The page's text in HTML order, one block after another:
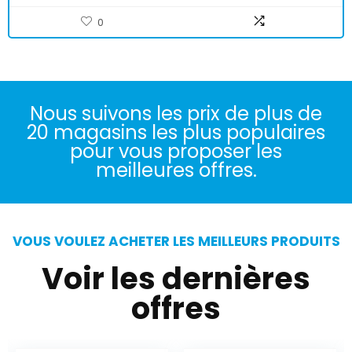
0
Nous suivons les prix de plus de
20 magasins les plus populaires
pour vous proposer les
meilleures offres.
VOUS VOULEZ ACHETER LES MEILLEURS PRODUITS
Voir les dernières
offres